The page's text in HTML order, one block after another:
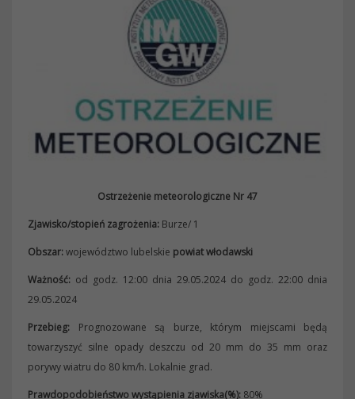
Ostrzeżenie meteorologiczne Nr 47
Zjawisko/stopień zagrożenia: Burze/ 1
Obszar:województwo lubelskie powiat włodawski
Ważność: od godz. 12:00 dnia 29.05.2024 do godz. 22:00 dnia
29.05.2024
Przebieg: Prognozowane są burze, którym miejscami będą
towarzyszyć silne opady deszczu od 20 mm do 35 mm oraz
porywy wiatru do 80 km/h. Lokalnie grad.
Prawdopodobieństwo wystąpienia zjawiska(%): 80%